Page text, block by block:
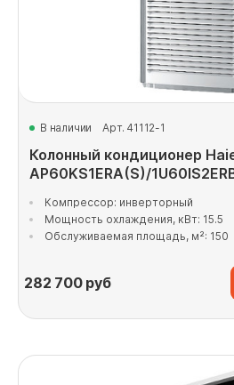
В наличии Арт. 41112-1
Колонный кондиционер
AP60KS1ERA(S)/
Компрессор: инверторный
Мощность охлаждения, кВт: 15.5
Обслуживаемая площадь, м²: 150
282 700руб